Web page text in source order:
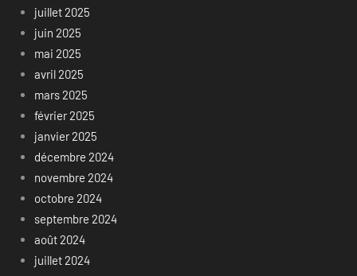
juillet 2025
juin 2025
mai 2025
avril 2025
mars 2025
février 2025
janvier 2025
décembre 2024
novembre 2024
octobre 2024
septembre 2024
août 2024
juillet 2024